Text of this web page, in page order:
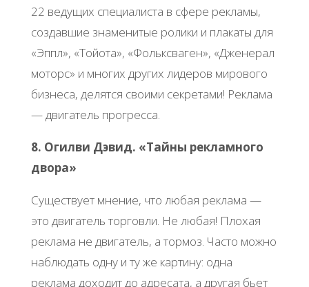
22 ведущих специалиста в сфере рекламы,
создавшие знаменитые ролики и плакаты для
«Эппл», «Тойота», «Фольксваген», «Дженерал
моторс» и многих других лидеров мирового
бизнеса, делятся своими секретами! Реклама
— двигатель прогресса.
8. Огилви Дэвид. «Тайны рекламного
двора»
Существует мнение, что любая реклама —
это двигатель торговли. Не любая! Плохая
реклама не двигатель, а тормоз. Часто можно
наблюдать одну и ту же картину: одна
реклама доходит до адресата, а другая бьет